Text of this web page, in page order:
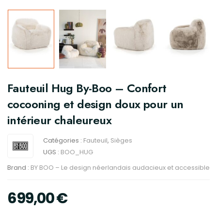
Fauteuil Hug By-Boo – Confort
cocooning et design doux pour un
intérieur chaleureux
Catégories : Fauteuil, Sièges
UGS : BOO_HUG
Brand : BY BOO – Le design néerlandais audacieux et accessible
699,00€